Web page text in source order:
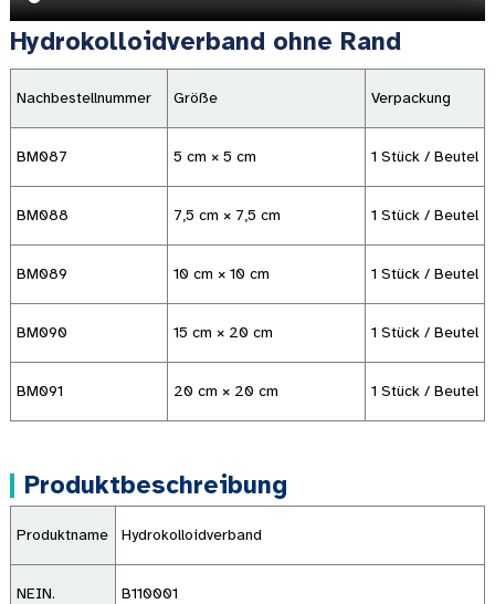
Hydrokolloidverband ohne Rand
Nachbestellnummer Größe Verpackung
BM087 5 cm × 5 cm 1 Stück / Beutel
BM088 7,5 cm × 7,5 cm 1 Stück / Beutel
BM089 10 cm × 10 cm 1 Stück / Beutel
BM090 15 cm × 20 cm 1 Stück / Beutel
BM091 20 cm × 20 cm 1 Stück / Beutel
Produktbeschreibung
Produktname Hydrokolloidverband
NEIN. B110001